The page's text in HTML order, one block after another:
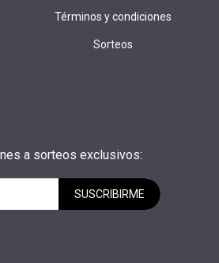
Términos y condiciones
Sorteos
a sorteos exclusivos:
SUSCRIBIRME